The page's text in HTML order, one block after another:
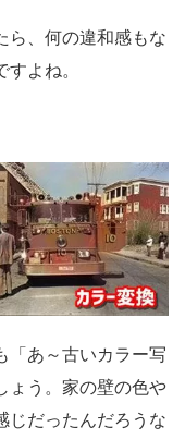
ら、何の違和感もな
よね。
「あ～古いカラー写
ょう。家の壁の色や
じだったんだろうな